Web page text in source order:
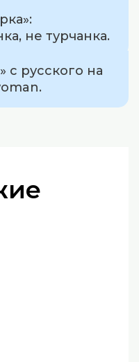
не турчанка.
с русского на